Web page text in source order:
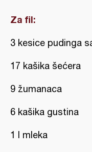
Za fil:
3 kesice pudinga
17 kašika šećera
9 žumanaca
6 kašika gustina
1 l mleka